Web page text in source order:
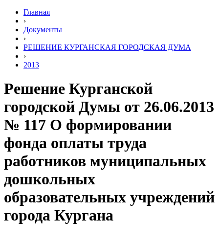
Главная
›
Документы
›
РЕШЕНИЕ КУРГАНСКАЯ ГОРОДСКАЯ ДУМА
›
2013
Решение Курганской
городской Думы от 26.06.2013
№ 117 О формировании
фонда оплаты труда
работников муниципальных
дошкольных
образовательных учреждений
города Кургана